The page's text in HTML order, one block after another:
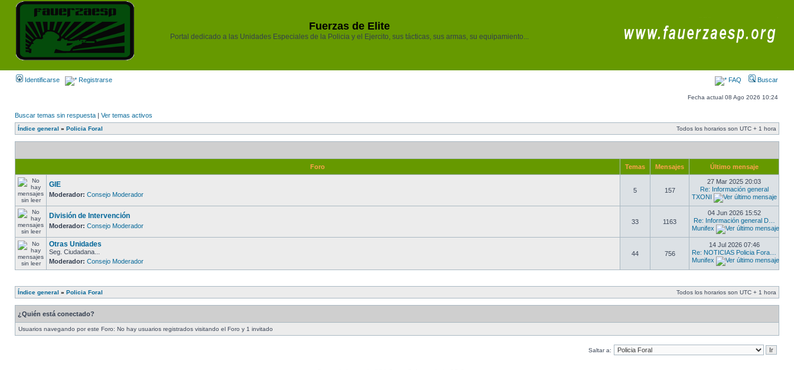
Fuerzas de Elite
Portal dedicado a las Unidades Especiales de la Policia y el Ejercito, sus tácticas, sus armas, su equipamiento...
Identificarse Registrarse FAQ Buscar
Fecha actual 08 Ago 2026 10:24
Buscar temas sin respuesta | Ver temas activos
Índice general » Policia Foral Todos los horarios son UTC + 1 hora
Foro Temas Mensajes Último mensaje
GIE
Moderador: Consejo Moderador
5 157
27 Mar 2025 20:03
Re: Información general
TXONI
División de Intervención
Moderador: Consejo Moderador
33 1163
04 Jun 2026 15:52
Re: Información general D…
Munifex
Otras Unidades
Seg. Ciudadana...
Moderador: Consejo Moderador
44 756
14 Jul 2026 07:46
Re: NOTICIAS Policia Fora…
Munifex
Índice general » Policia Foral Todos los horarios son UTC + 1 hora
¿Quién está conectado?
Usuarios navegando por este Foro: No hay usuarios registrados visitando el Foro y 1 invitado
Saltar a: